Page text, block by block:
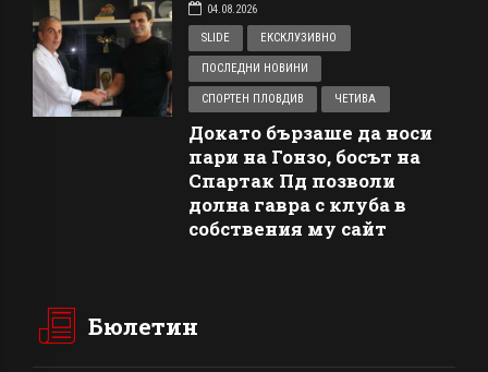
04.08.2026
SLIDE
ЕКСКЛУЗИВНО
ПОСЛЕДНИ НОВИНИ
СПОРТЕН ПЛОВДИВ ЧЕТИВА
Докато бързаше да носи
пари на Гонзо, босът на
Спартак Пд позволи
долна гавра с клуба в
собствения му сайт
Бюлетин